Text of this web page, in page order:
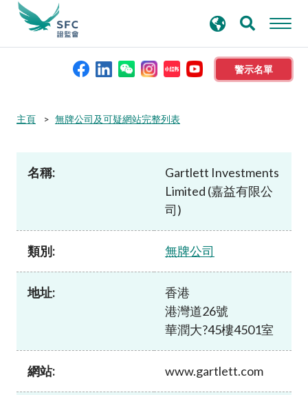
警示名單
本會簡介
尋
主頁 無牌公司及可疑網站完整列表
名稱:
Gartlett Investments
Limited (嘉益有限公
司)
類別: 無牌公司
地址:
香港
港灣道26號
華潤大?45樓4501室
網站: www.gartlett.com